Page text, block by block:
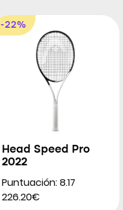
-22%
Head Speed Pro
2022
Puntuación: 8.17
226.20€